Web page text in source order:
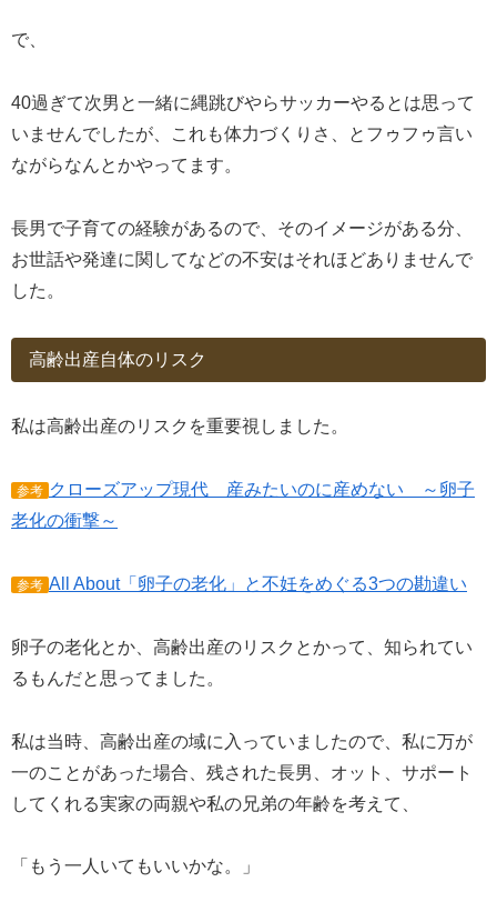
で、
40過ぎて次男と一緒に縄跳びやらサッカーやるとは思って
いませんでしたが、これも体力づくりさ、とフゥフゥ言い
ながらなんとかやってます。
長男で子育ての経験があるので、そのイメージがある分、
お世話や発達に関してなどの不安はそれほどありませんで
した。
高齢出産自体のリスク
私は高齢出産のリスクを重要視しました。
参考 クローズアップ現代 産みたいのに産めない ～卵子
老化の衝撃～
参考 All About「卵子の老化」と不妊をめぐる3つの勘違い
卵子の老化とか、高齢出産のリスクとかって、知られてい
るもんだと思ってました。
私は当時、高齢出産の域に入っていましたので、私に万が
一のことがあった場合、残された長男、オット、サポート
してくれる実家の両親や私の兄弟の年齢を考えて、
「もう一人いてもいいかな。」